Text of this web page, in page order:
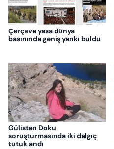
Çerçeve yasa dünya
basınında geniş yankı buldu
Gülistan Doku
soruşturmasında iki dalgıç
tutuklandı